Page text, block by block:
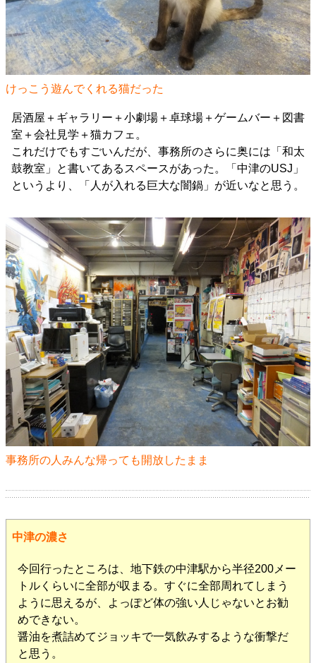
けっこう遊んでくれる猫だった
居酒屋＋ギャラリー＋小劇場＋卓球場＋ゲームバー＋図書
室＋会社見学＋猫カフェ。
これだけでもすごいんだが、事務所のさらに奥には「和太
鼓教室」と書いてあるスペースがあった。「中津のUSJ」
というより、「人が入れる巨大な闇鍋」が近いなと思う。
事務所の人みんな帰っても開放したまま
中津の濃さ
今回行ったところは、地下鉄の中津駅から半径200メー
トルくらいに全部が収まる。すぐに全部周れてしまう
ように思えるが、よっぽど体の強い人じゃないとお勧
めできない。
醤油を煮詰めてジョッキで一気飲みするような衝撃だ
と思う。